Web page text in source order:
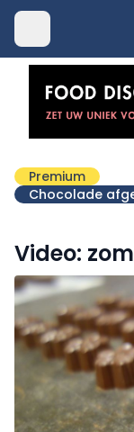
Premium
Chocolade
Video: